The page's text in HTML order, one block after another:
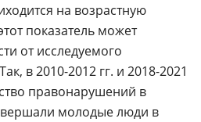
на возрастную
показатель может
от исследуемого
в 2010-2012 гг. и 2018-2021
правонарушений в
молодые люди в